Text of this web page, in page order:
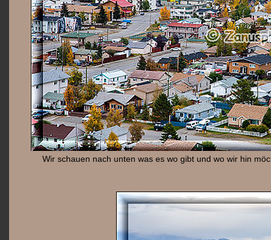
Wir schauen nach unten was es wo gibt und wo wir hin